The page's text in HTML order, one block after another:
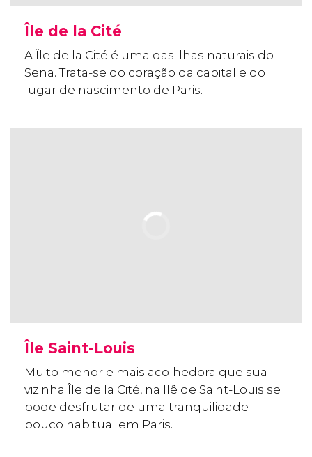
Île de la Cité
A Île de la Cité é uma das ilhas naturais do
Sena. Trata-se do coração da capital e do
lugar de nascimento de Paris.
Île Saint-Louis
Muito menor e mais acolhedora que sua
vizinha Île de la Cité, na Ilê de Saint-Louis se
pode desfrutar de uma tranquilidade
pouco habitual em Paris.